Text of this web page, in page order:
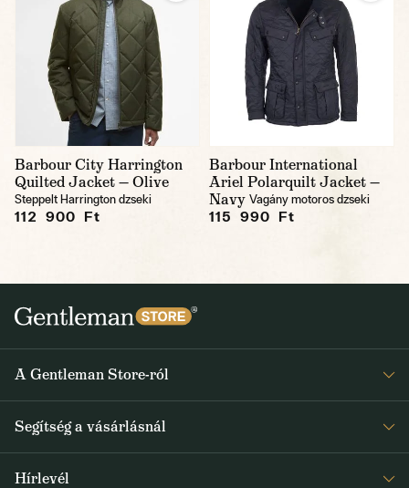
Barbour City Harrington
Quilted Jacket — Olive
Steppelt Harrington dzseki
112 900 Ft
Barbour International
Ariel Polarquilt Jacket —
Navy Vagány motoros dzseki
115 990 Ft
A Gentleman Store-ról
Rólunk
Journal
Segítség a vásárlásnál
Hírlevél